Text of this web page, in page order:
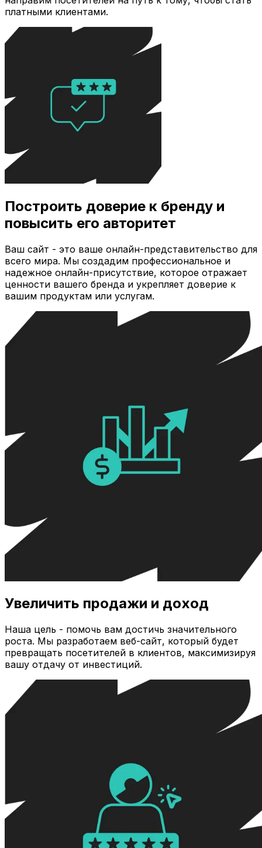
платными клиентами.
Построить доверие к бренду и
повысить его авторитет
Ваш сайт - это ваше онлайн-представительство для
всего мира. Мы создадим профессиональное и
надежное онлайн-присутствие, которое отражает
ценности вашего бренда и укрепляет доверие к
вашим продуктам или услугам.
Увеличить продажи и доход
Наша цель - помочь вам достичь значительного
роста. Мы разработаем веб-сайт, который будет
превращать посетителей в клиентов, максимизируя
вашу отдачу от инвестиций.